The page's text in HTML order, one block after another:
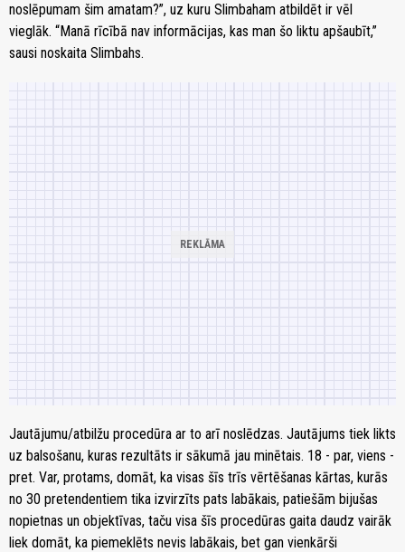
noslēpumam šim amatam?”, uz kuru Slimbaham atbildēt ir vēl
vieglāk. “Manā rīcībā nav informācijas, kas man šo liktu apšaubīt,”
sausi noskaita Slimbahs.
Jautājumu/atbilžu procedūra ar to arī noslēdzas. Jautājums tiek likts
uz balsošanu, kuras rezultāts ir sākumā jau minētais. 18 - par, viens -
pret. Var, protams, domāt, ka visas šīs trīs vērtēšanas kārtas, kurās
no 30 pretendentiem tika izvirzīts pats labākais, patiešām bijušas
nopietnas un objektīvas, taču visa šīs procedūras gaita daudz vairāk
liek domāt, ka piemeklēts nevis labākais, bet gan vienkārši